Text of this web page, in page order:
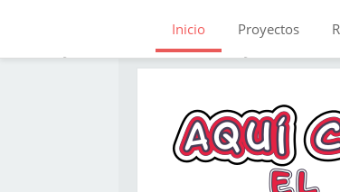
Inicio Proyectos